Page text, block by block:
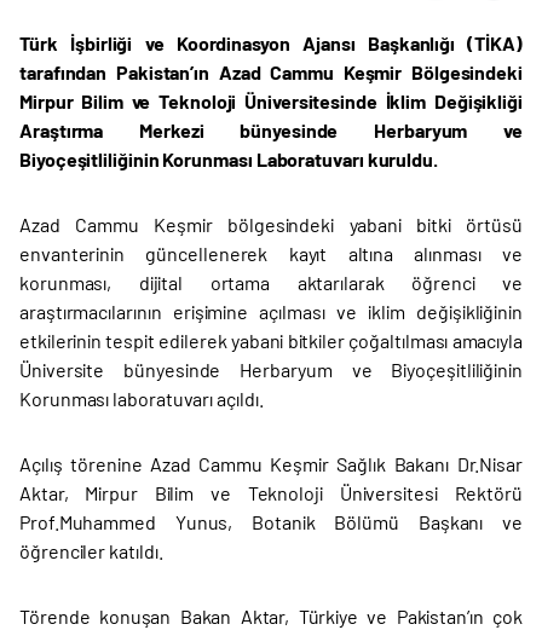
Türk İşbirliği ve Koordinasyon Ajansı Başkanlığı (TİKA)
tarafından Pakistan’ın Azad Cammu Keşmir Bölgesindeki
Mirpur Bilim ve Teknoloji Üniversitesinde İklim Değişikliği
Araştırma Merkezi bünyesinde Herbaryum ve
Biyoçeşitliliğinin Korunması Laboratuvarı kuruldu.
Azad Cammu Keşmir bölgesindeki yabani bitki örtüsü
envanterinin güncellenerek kayıt altına alınması ve
korunması, dijital ortama aktarılarak öğrenci ve
araştırmacılarının erişimine açılması ve iklim değişikliğinin
etkilerinin tespit edilerek yabani bitkiler çoğaltılması amacıyla
Üniversite bünyesinde Herbaryum ve Biyoçeşitliliğinin
Korunması laboratuvarı açıldı.
Açılış törenine Azad Cammu Keşmir Sağlık Bakanı Dr.Nisar
Aktar, Mirpur Bilim ve Teknoloji Üniversitesi Rektörü
Prof.Muhammed Yunus, Botanik Bölümü Başkanı ve
öğrenciler katıldı.
Törende konuşan Bakan Aktar, Türkiye ve Pakistan’ın çok